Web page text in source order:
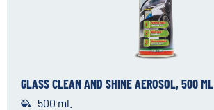
GLASS CLEAN AND SHINE AEROSOL, 500 ML
500 ml.